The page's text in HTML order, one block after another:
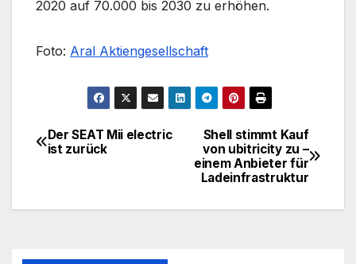
2020 auf 70.000 bis 2030 zu erhöhen.
Foto: Aral Aktiengesellschaft
Beitragsnavigation
Shell stimmt Kauf
von ubitricity zu –
einem Anbieter für
Ladeinfrastruktur
Der SEAT Mii electric
ist zurück